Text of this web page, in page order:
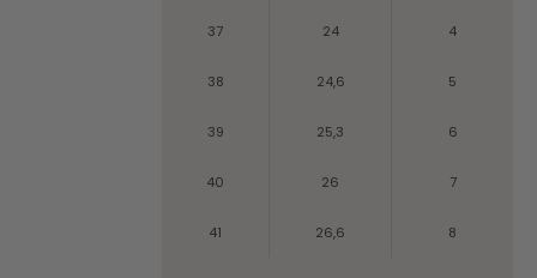
37 24 4
38 24,6 5
39 25,3 6
40 26 7
41 26,6 8